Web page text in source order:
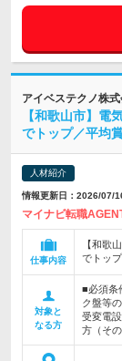
アイベステクノ株
【和歌山市】
でトップ／平均
人材紹介
情報更新日：2026/
マイナビ転職
仕事内容
【和歌
でトッ
対象と
なる方
■必須条
ク盤等
受変電
方（そ